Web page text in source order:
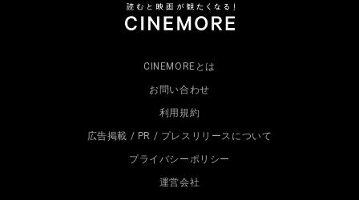
CINEMOREとは
お問い合わせ
利用規約
広告掲載 / PR / プレスリリースについて
プライバシーポリシー
運営会社